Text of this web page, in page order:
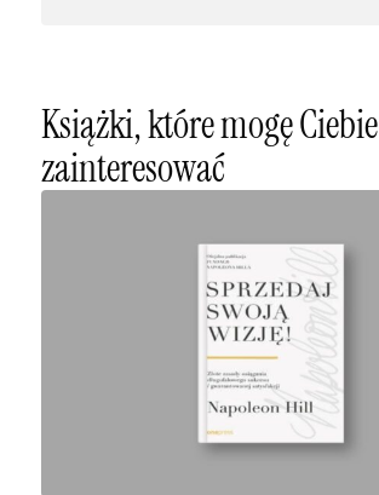
Książki, które mogę Ciebie
zainteresować